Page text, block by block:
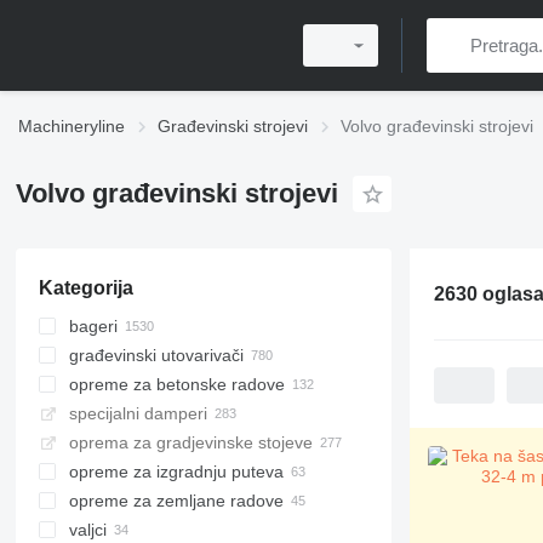
Machineryline Građevinski strojevi Volvo građevinski strojevi
Volvo građevinski strojevi
Kategorija
bageri
bageri gusjeničari
mini bageri
bageri točkaši
midi bageri
kombinirke
bager s dugom strijelom
bageri za pretovar
građevinski utovarivači
prednji utovarivači
multifunkcionalni utovarivači
mini utovarivači
mini utovarivači gusjeničari
teleskopski utovarivači
opreme za betonske radove
kamioni mješalica za beton
pumpe za beton
betonare
mobilne betonare
specijalni damperi
kiperi
zglobni damperi
damperi sa krutom šasijom
mini damperi
oprema za gradjevinske stojeve
opreme za izgradnju puteva
asfaltni finišeri
asfaltni finišeri gusjeničari
prskalice bitu-emulzije
opreme za zemljane radove
grejderi
valjci
2630